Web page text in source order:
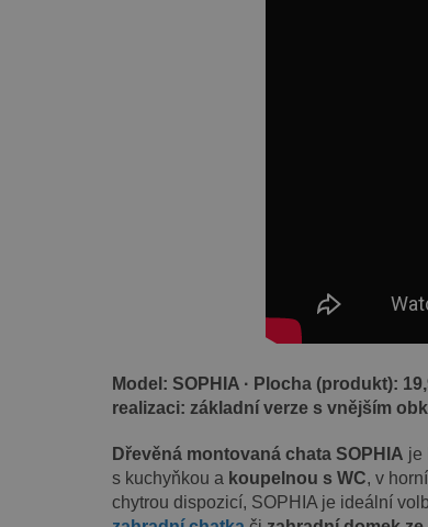
Model: SOPHIA · Plocha (produkt):
realizaci: základní verze s vnějším
Dřevěná montovaná chata SOPHIA je
s kuchyňkou a koupelnou s WC, v
chytrou dispozicí, SOPHIA je ideální